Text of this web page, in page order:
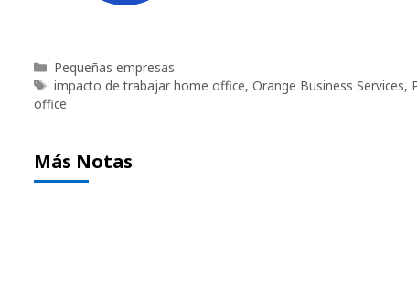
Categorías
Pequeñas empresas
Etiquetas
impacto de trabajar home office, Orange Business Services,
office
Más Notas